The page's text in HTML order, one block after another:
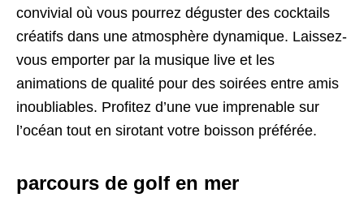
convivial où vous pourrez déguster des cocktails
créatifs dans une atmosphère dynamique. Laissez-
vous emporter par la musique live et les
animations de qualité pour des soirées entre amis
inoubliables. Profitez d’une vue imprenable sur
l’océan tout en sirotant votre boisson préférée.
parcours de golf en mer